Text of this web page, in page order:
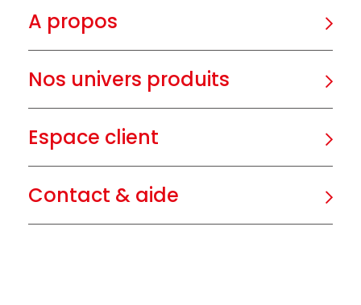
A propos
Nos univers produits
Espace client
Contact & aide